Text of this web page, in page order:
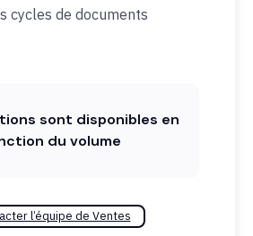
cycles de documents
sont disponibles en
du volume
l’équipe de Ventes